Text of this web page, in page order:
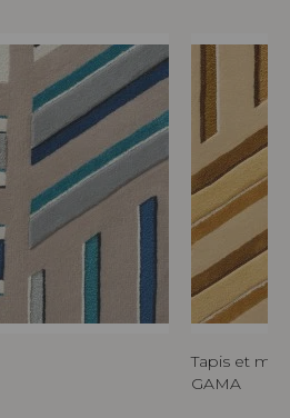
Tapis et
GAMA